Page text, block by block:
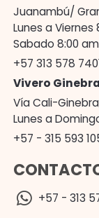
Juanambú/
Lunes a
Sabado 8:00
+57 313 578
Vivero Ginebra
Vía Cali-
Lunes a
+57 - 315 593
+57 - 313